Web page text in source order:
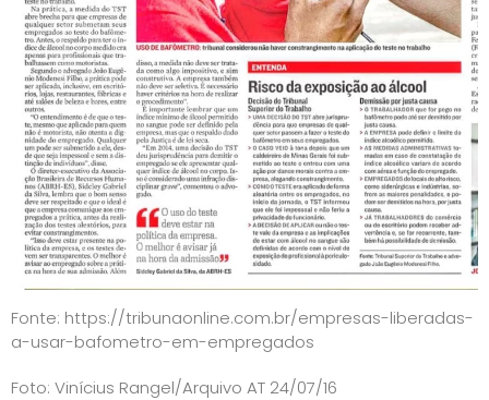
Fonte: https://tribunaonline.com.br/empresas-liberadas-
a-usar-bafometro-em-empregados
Foto: Vinícius Rangel/Arquivo AT 24/07/16